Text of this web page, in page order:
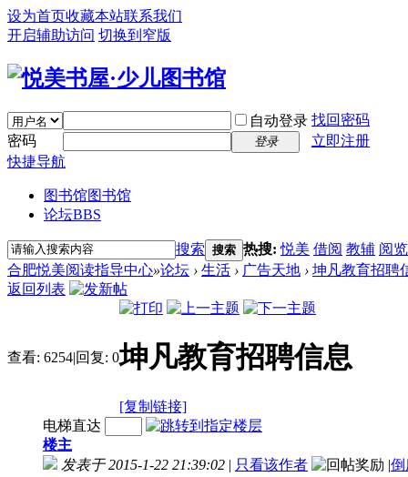
设为首页收藏本站联系我们
开启辅助访问 切换到窄版
自动登录 找回密码
密码
登录
立即注册
快捷导航
图书馆图书馆
论坛BBS
搜索 搜索 热搜:悦美 借阅 教辅 阅览
合肥悦美阅读指导中心»论坛 › 生活 › 广告天地 › 坤凡教育招聘
返回列表
查看: 6254|回复: 0坤凡教育招聘信息
[复制链接]
电梯直达
楼主
发表于 2015-1-22 21:39:02 | 只看该作者 |倒